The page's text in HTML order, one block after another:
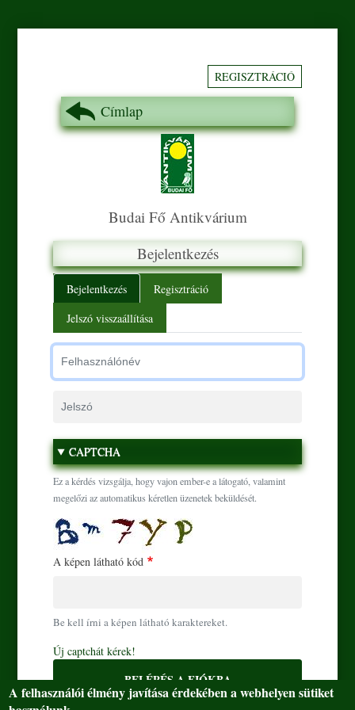
REGISZTRÁCIÓ
Címlap
Budai Fő Antikvárium
Bejelentkezés
Primary tabs
Bejelentkezés
Regisztráció
Jelszó visszaállítása
CAPTCHA
Ez a kérdés vizsgálja, hogy vajon ember-e a látogató, valamint
megelőzi az automatikus kéretlen üzenetek beküldését.
A képen látható kód
Be kell írni a képen látható karaktereket.
Új captchát kérek!
BELÉPÉS A FIÓKBA
A felhasználói élmény javítása érdekében a webhelyen sütiket